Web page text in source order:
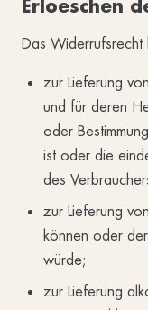
Erloeschen
Das Widerrufsrecht
zur Lieferung
und für deren
oder
ist oder die
des
zur Lieferung
können oder
würde;
zur Lieferung